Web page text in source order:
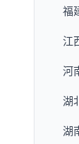
福
江
河
湖
湖